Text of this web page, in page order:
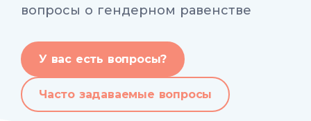
вопросы о гендерном равенстве
У вас есть вопросы?
Часто задаваемые вопросы